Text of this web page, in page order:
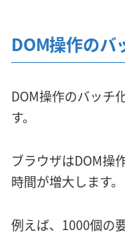
DOM操作のバ
DOM操作のバッチ
す。
ブラウザはDOM操
時間が増大します。
例えば、1000個の